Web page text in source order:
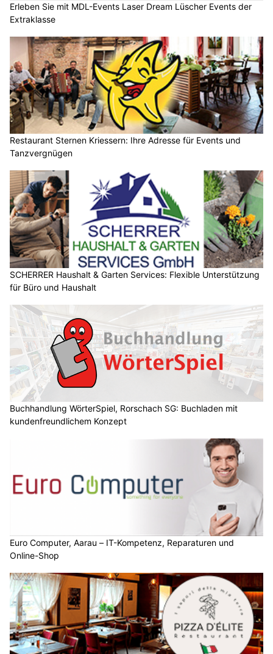
Erleben Sie mit MDL-Events Laser Dream Lüscher Events der
Extraklasse
Restaurant Sternen Kriessern: Ihre Adresse für Events und
Tanzvergnügen
SCHERRER Haushalt & Garten Services: Flexible Unterstützung
für Büro und Haushalt
Buchhandlung WörterSpiel, Rorschach SG: Buchladen mit
kundenfreundlichem Konzept
Euro Computer, Aarau – IT-Kompetenz, Reparaturen und
Online-Shop